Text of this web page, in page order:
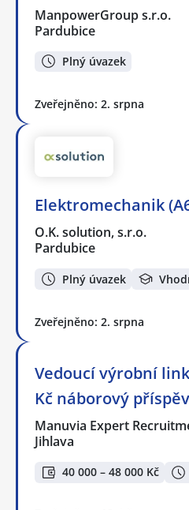
ManpowerGroup s.r.o.
Pardubice
Plný úvazek
Zveřejněno: 2. srpna
Elektromechanik
O.K. solution, s.r.o.
Pardubice
Plný úvazek
Zveřejněno: 2. srpna
Vedoucí výrobní
Kč náborový
Manuvia Expert
Jihlava
40 000 – 48 000 Kč